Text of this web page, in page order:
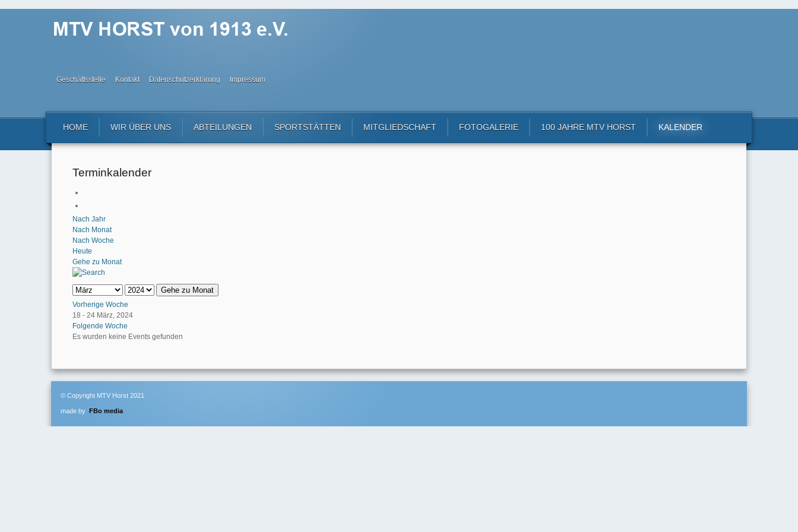
Geschäftsstelle Kontakt Datenschutzerklärung Impressum
HOME WIR ÜBER UNS ABTEILUNGEN SPORTSTÄTTEN MITGLIEDSCHAFT FOTOGALERIE 100 JAHRE MTV HORST KALENDER
Terminkalender
Nach Jahr
Nach Monat
Nach Woche
Heute
Gehe zu Monat
Gehe zu Monat
Vorherige Woche
18 - 24 März, 2024
Folgende Woche
Es wurden keine Events gefunden
© Copyright MTV Horst 2021
made by FBo media